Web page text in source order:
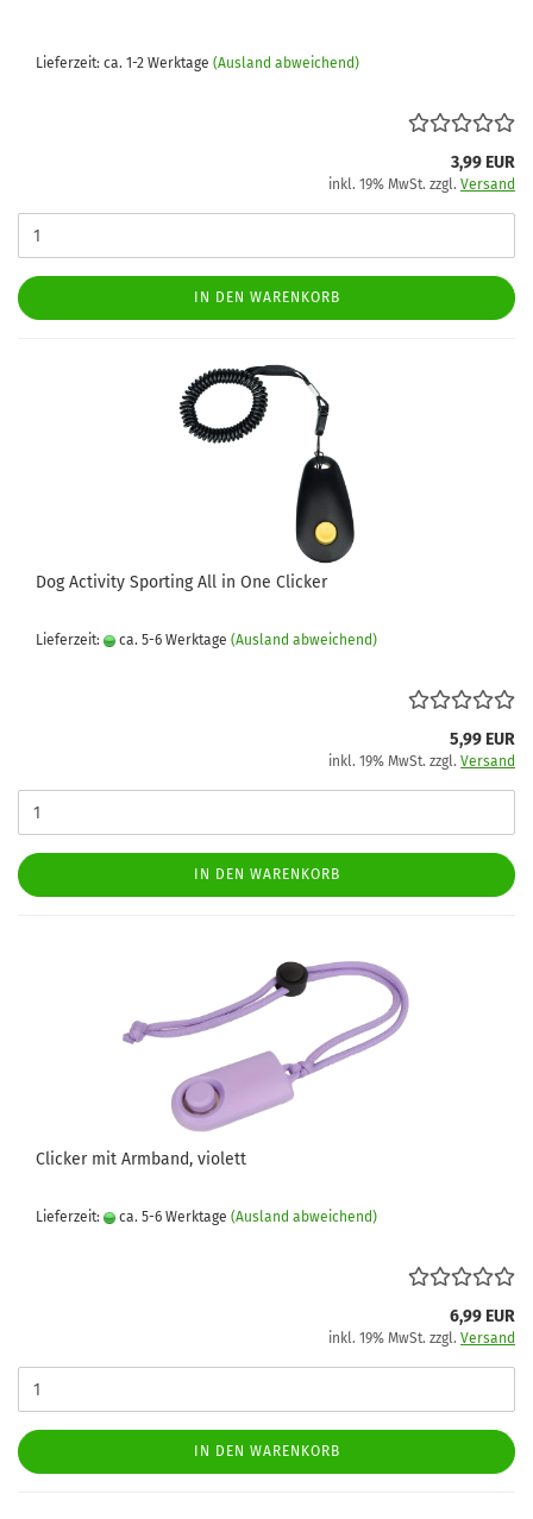
Lieferzeit: ca. 1-2 Werktage (Ausland abweichend)
3,99 EUR
inkl. 19% MwSt. zzgl. Versand
IN DEN WARENKORB
Dog Activity Sporting All in One Clicker
Lieferzeit: ca. 5-6 Werktage (Ausland abweichend)
5,99 EUR
inkl. 19% MwSt. zzgl. Versand
IN DEN WARENKORB
Clicker mit Armband, violett
Lieferzeit: ca. 5-6 Werktage (Ausland abweichend)
6,99 EUR
inkl. 19% MwSt. zzgl. Versand
IN DEN WARENKORB